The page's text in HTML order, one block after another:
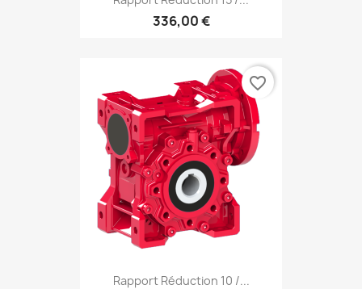
336,00 €
Rapport Réduction 10 /...
favorite_border